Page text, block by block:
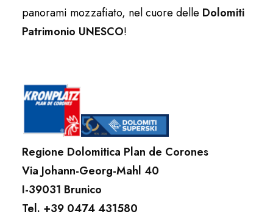
panorami mozzafiato, nel cuore delle Dolomiti
Patrimonio UNESCO!
Regione Dolomitica Plan de Corones
Via Johann-Georg-Mahl 40
I-39031 Brunico
Tel. +39 0474 431580